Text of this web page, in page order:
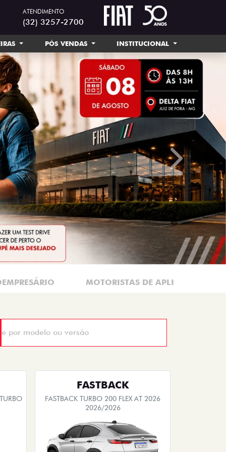
ATENDIMENTO
(32) 3257-2700
PÓS VENDAS INSTITUCIONAL